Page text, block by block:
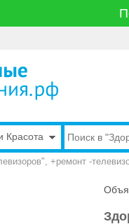
Красота
+ремонт -